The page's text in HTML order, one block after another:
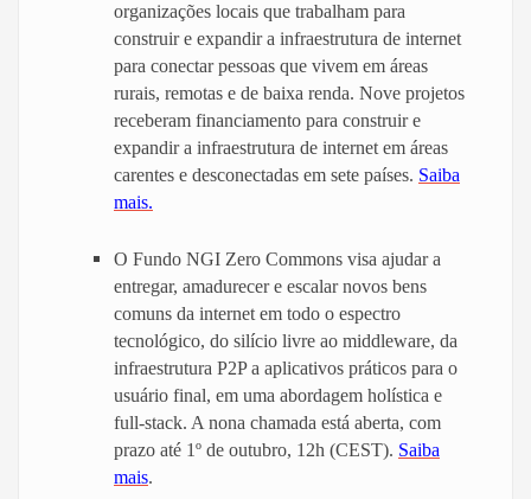
organizações locais que trabalham para
construir e expandir a infraestrutura de internet
para conectar pessoas que vivem em áreas
rurais, remotas e de baixa renda. Nove projetos
receberam financiamento para construir e
expandir a infraestrutura de internet em áreas
carentes e desconectadas em sete países. Saiba
mais.
O Fundo NGI Zero Commons visa ajudar a
entregar, amadurecer e escalar novos bens
comuns da internet em todo o espectro
tecnológico, do silício livre ao middleware, da
infraestrutura P2P a aplicativos práticos para o
usuário final, em uma abordagem holística e
full-stack. A nona chamada está aberta, com
prazo até 1º de outubro, 12h (CEST). Saiba
mais.